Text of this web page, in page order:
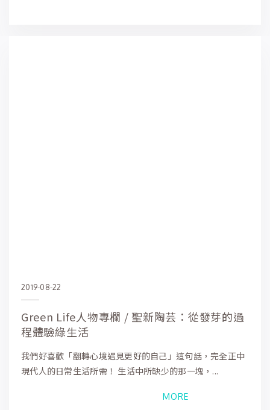
2019-08-22
Green Life人物專欄 / 聖新陶芸：從發芽的過
程體驗綠生活
我們好喜歡「翻轉心境遇見更好的自己」這句話，完全正中
現代人的日常生活所需！ 生活中所缺少的那一塊，...
MORE